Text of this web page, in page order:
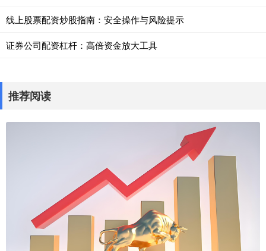
线上股票配资炒股指南：安全操作与风险提示
证券公司配资杠杆：高倍资金放大工具
推荐阅读